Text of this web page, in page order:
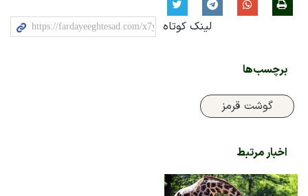
لینک کوتاه
برچسب‌ها
گوشت قرمز
اخبار مرتبط